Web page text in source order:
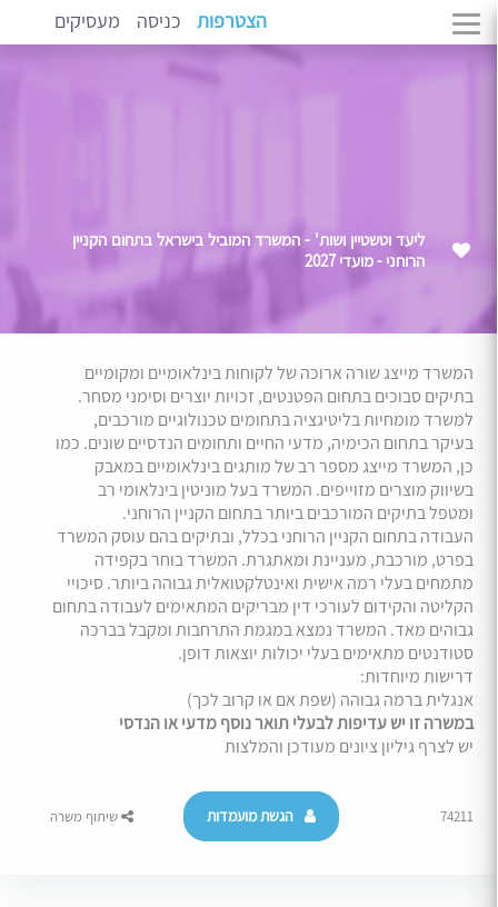
הצטרפות כניסה מעסיקים
ליעד וטשטיין ושות' - המשרד המוביל בישראל בתחום הקניין
הרוחני - מועדי 2027
המשרד מייצג שורה ארוכה של לקוחות בינלאומיים ומקומיים
בתיקים סבוכים בתחום הפטנטים, זכויות יוצרים וסימני מסחר.
למשרד מומחיות בליטיגציה בתחומים טכנולוגיים מורכבים,
בעיקר בתחום הכימיה, מדעי החיים ותחומים הנדסיים שונים. כמו
כן, המשרד מייצג מספר רב של מותגים בינלאומיים במאבק
בשיווק מוצרים מזוייפים. המשרד בעל מוניטין בינלאומי רב
ומטפל בתיקים המורכבים ביותר בתחום הקניין הרוחני.
העבודה בתחום הקניין הרוחני בכלל, ובתיקים בהם עוסק המשרד
בפרט, מורכבת, מעניינת ומאתגרת. המשרד בוחר בקפידה
מתמחים בעלי רמה אישית ואינטלקטואלית גבוהה ביותר. סיכויי
הקליטה והקידום לעורכי דין מבריקים המתאימים לעבודה בתחום
גבוהים מאד. המשרד נמצא במגמת התרחבות ומקבל בברכה
סטודנטים מתאימים בעלי יכולות יוצאות דופן.
דרישות מיוחדות:
אנגלית ברמה גבוהה (שפת אם או קרוב לכך)
במשרה זו יש עדיפות לבעלי תואר נוסף מדעי או הנדסי
יש לצרף גיליון ציונים מעודכן והמלצות
74211 הגשת מועמדות שיתוף משרה